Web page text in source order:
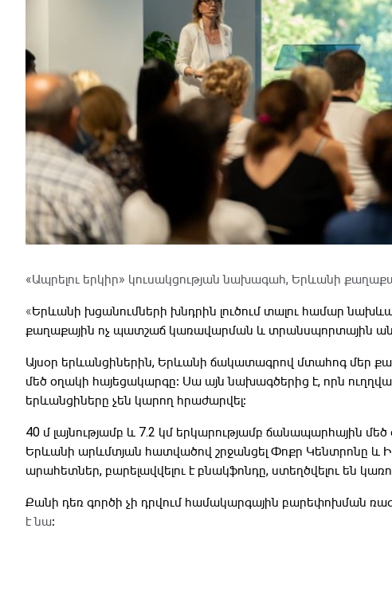
Արտաքին
«Ապրելու երկիր» կուսակցության նախագահ, Երևանի
«Երևանի խցանումների խնդրին լուծում տալու համար
քաղաքային ոչ պատշաճ կառավարման և տրանսպորտային
Այսօր երևանցիներին, Երևանի ճակատագրով մտահոգ մեր
մեծ օղակի հայեցակարգը։ Սա այն նախագծերից է, որն
երևանցիները չեն կարող հրաժարվել։
40 մ լայնությամբ և 7.2 կմ երկարությամբ ճանապարհային
Երևանի արևմտյան հատվածով շրջանցել Փոքր Կենտրոնը և
արահետներ, բարելավվելու է բնակֆոնդը, ստեղծվելու են
Քանի դեռ գործի չի դրվում համակարգային բարեփոխման
է նա։